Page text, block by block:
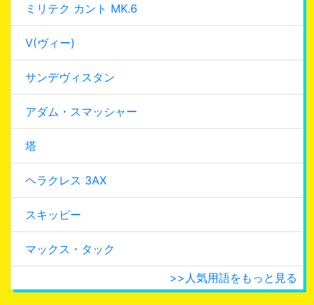
ミリテク カント MK.6
V(ヴィー)
サンデヴィスタン
アダム・スマッシャー
塔
ヘラクレス 3AX
スキッピー
マックス・タック
>>人気用語をもっと見る